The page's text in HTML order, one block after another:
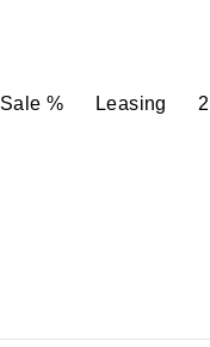
Sale % Leasing